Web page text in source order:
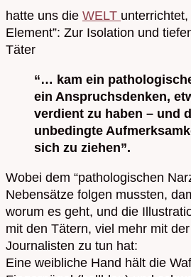
hatte uns die WELT
Element”: Zur Isolation und
Täter
“… kam ein
ein Anspruchsdenken,
verdient zu haben – und
unbedingte
sich zu ziehen”.
Wobei dem “pathologischen
Nebensätze folgen mussten,
worum es geht, und die
mit den Tätern, viel mehr mit
Journalisten zu tun hat:
Eine weibliche Hand hält die